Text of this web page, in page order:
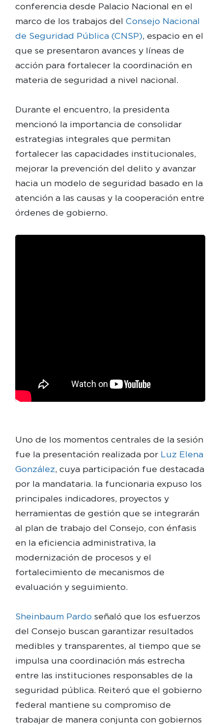
conferencia desde Palacio Nacional en el
marco de los trabajos del Consejo Nacional
de Seguridad Pública (CNSP), espacio en el
que se presentaron avances y líneas de
acción para fortalecer la coordinación en
materia de seguridad a nivel nacional.
Durante el encuentro, la presidenta
mencionó la importancia de consolidar
estrategias integrales que permitan
fortalecer las capacidades institucionales,
mejorar la prevención del delito y avanzar
hacia un modelo de seguridad basado en la
atención a las causas y la cooperación entre
órdenes de gobierno.
Uno de los momentos centrales de la sesión
fue la presentación realizada por Luz Elena
González, cuya participación fue destacada
por la mandataria. la funcionaria expuso los
principales indicadores, proyectos y
herramientas de gestión que se integrarán
al plan de trabajo del Consejo, con énfasis
en la eficiencia administrativa, la
modernización de procesos y el
fortalecimiento de mecanismos de
evaluación y seguimiento.
Sheinbaum Pardo señaló que los esfuerzos
del Consejo buscan garantizar resultados
medibles y transparentes, al tiempo que se
impulsa una coordinación más estrecha
entre las instituciones responsables de la
seguridad pública. Reiteró que el gobierno
federal mantiene su compromiso de
trabajar de manera conjunta con gobiernos